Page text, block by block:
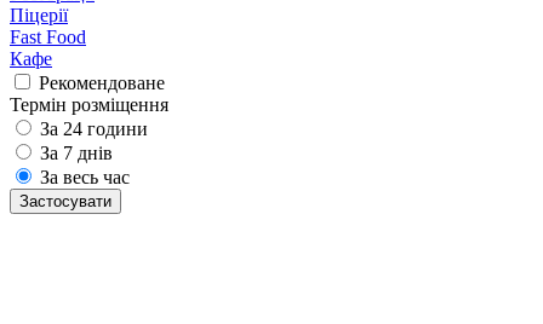
Піцерії
Fast Food
Кафе
Рекомендоване
Термін розміщення
За 24 години
За 7 днів
За весь час
Застосувати